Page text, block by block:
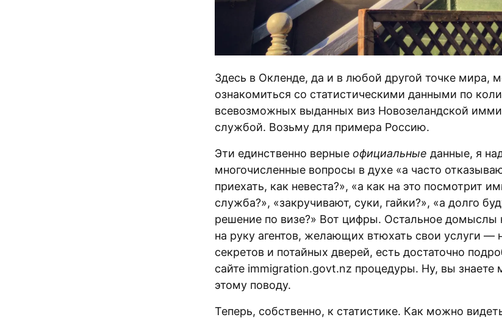
Здесь в Окленде, да и в любой другой точке мира,
ознакомиться со статистическими данными по
всевозможных выданных виз Новозеландской
службой. Возьму для примера Россию.
Эти единственно верные официальные данные, я
многочисленные вопросы в духе «а часто
приехать, как невеста?», «а как на это посмотрит
служба?», «закручивают, суки, гайки?», «а долго
решение по визе?» Вот цифры. Остальное домыслы
на руку агентов, желающих втюхать свои услуги —
секретов и потайных дверей, есть достаточно
сайте immigration.govt.nz процедуры. Ну, вы знаете
этому поводу.
Теперь, собственно, к статистике. Как можно